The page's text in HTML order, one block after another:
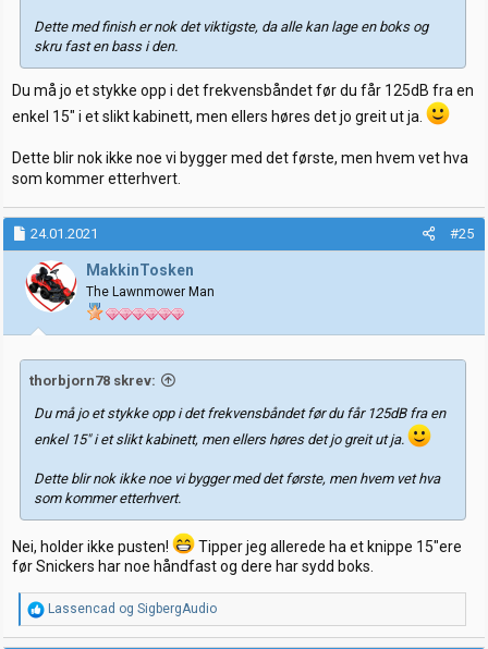
Dette med finish er nok det viktigste, da alle kan lage en boks og
skru fast en bass i den.
Du må jo et stykke opp i det frekvensbåndet før du får 125dB fra en
enkel 15" i et slikt kabinett, men ellers høres det jo greit ut ja.
Dette blir nok ikke noe vi bygger med det første, men hvem vet hva
som kommer etterhvert.
24.01.2021 #25
MakkinTosken
The Lawnmower Man
thorbjorn78 skrev:
Du må jo et stykke opp i det frekvensbåndet før du får 125dB fra en
enkel 15" i et slikt kabinett, men ellers høres det jo greit ut ja.
Dette blir nok ikke noe vi bygger med det første, men hvem vet hva
som kommer etterhvert.
Nei, holder ikke pusten!
Tipper jeg allerede ha et knippe 15"ere
før Snickers har noe håndfast og dere har sydd boks.
R
e
a
Lassencad og SigbergAudio